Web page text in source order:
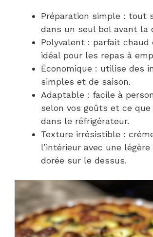
Préparation simple : tout
dans un seul bol avant la
Polyvalent : parfait chaud
idéal pour les repas à
Économique : utilise des
simples et de saison.
Adaptable : facile à
selon vos goûts et ce que
dans le réfrigérateur.
Texture irrésistible :
l’intérieur avec une
dorée sur le dessus.